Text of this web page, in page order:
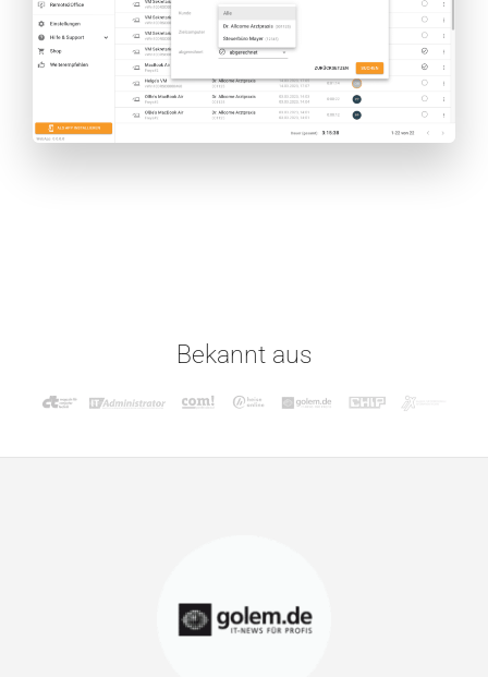
Bekannt aus